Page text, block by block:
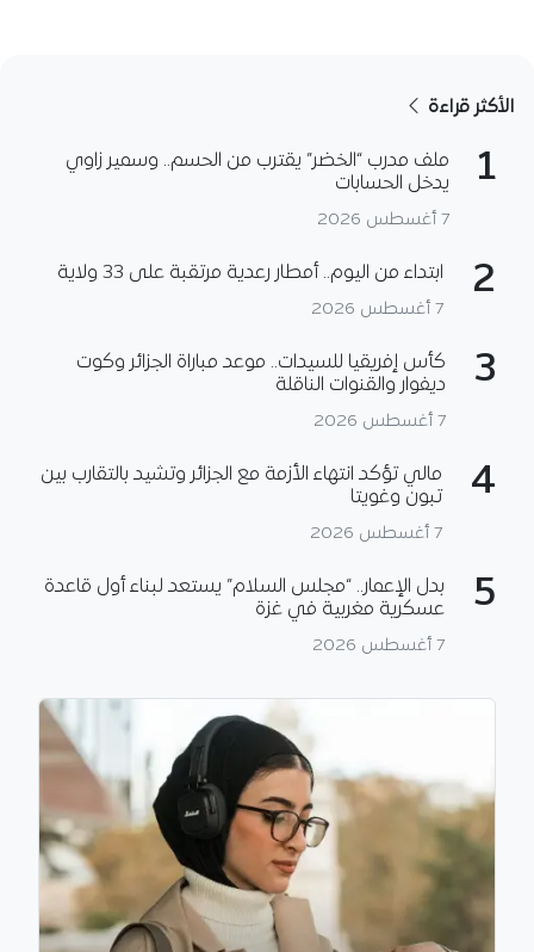
الأكثر قراءة
1
ملف مدرب “الخضر” يقترب من الحسم.. وسمير زاوي
يدخل الحسابات
7 أغسطس 2026
2 ابتداء من اليوم.. أمطار رعدية مرتقبة على 33 ولاية
7 أغسطس 2026
3
كأس إفريقيا للسيدات.. موعد مباراة الجزائر وكوت
ديفوار والقنوات الناقلة
7 أغسطس 2026
4
مالي تؤكد انتهاء الأزمة مع الجزائر وتشيد بالتقارب بين
تبون وغويتا
7 أغسطس 2026
5
بدل الإعمار.. “مجلس السلام” يستعد لبناء أول قاعدة
عسكرية مغربية في غزة
7 أغسطس 2026